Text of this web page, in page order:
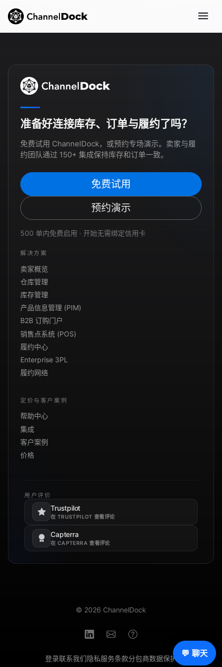
💬 聊天
准备好连接库存、订单与履约了吗？
免费试用 ChannelDock，或预约专场演示。卖家与履
约团队通过 150+ 集成保持库存和订单一致。
免费试用
预约演示
500 单内免费启用 · 开始无需绑定信用卡
解决方案
卖家概览
仓库管理
库存管理
产品信息管理 (PIM)
B2B 订购门户
销售点系统 (POS)
履约中心
Enterprise 3PL
履约网络
定价与客户案例
帮助中心
集成
客户案例
价格
用户评价
Trustpilot
在 TRUSTPILOT 查看评论
在新标签页打开。
Capterra
在 CAPTERRA 查看评论
在新标签页打开。
© 2026 ChannelDock
登录联系我们隐私服务条款分包商数据保护